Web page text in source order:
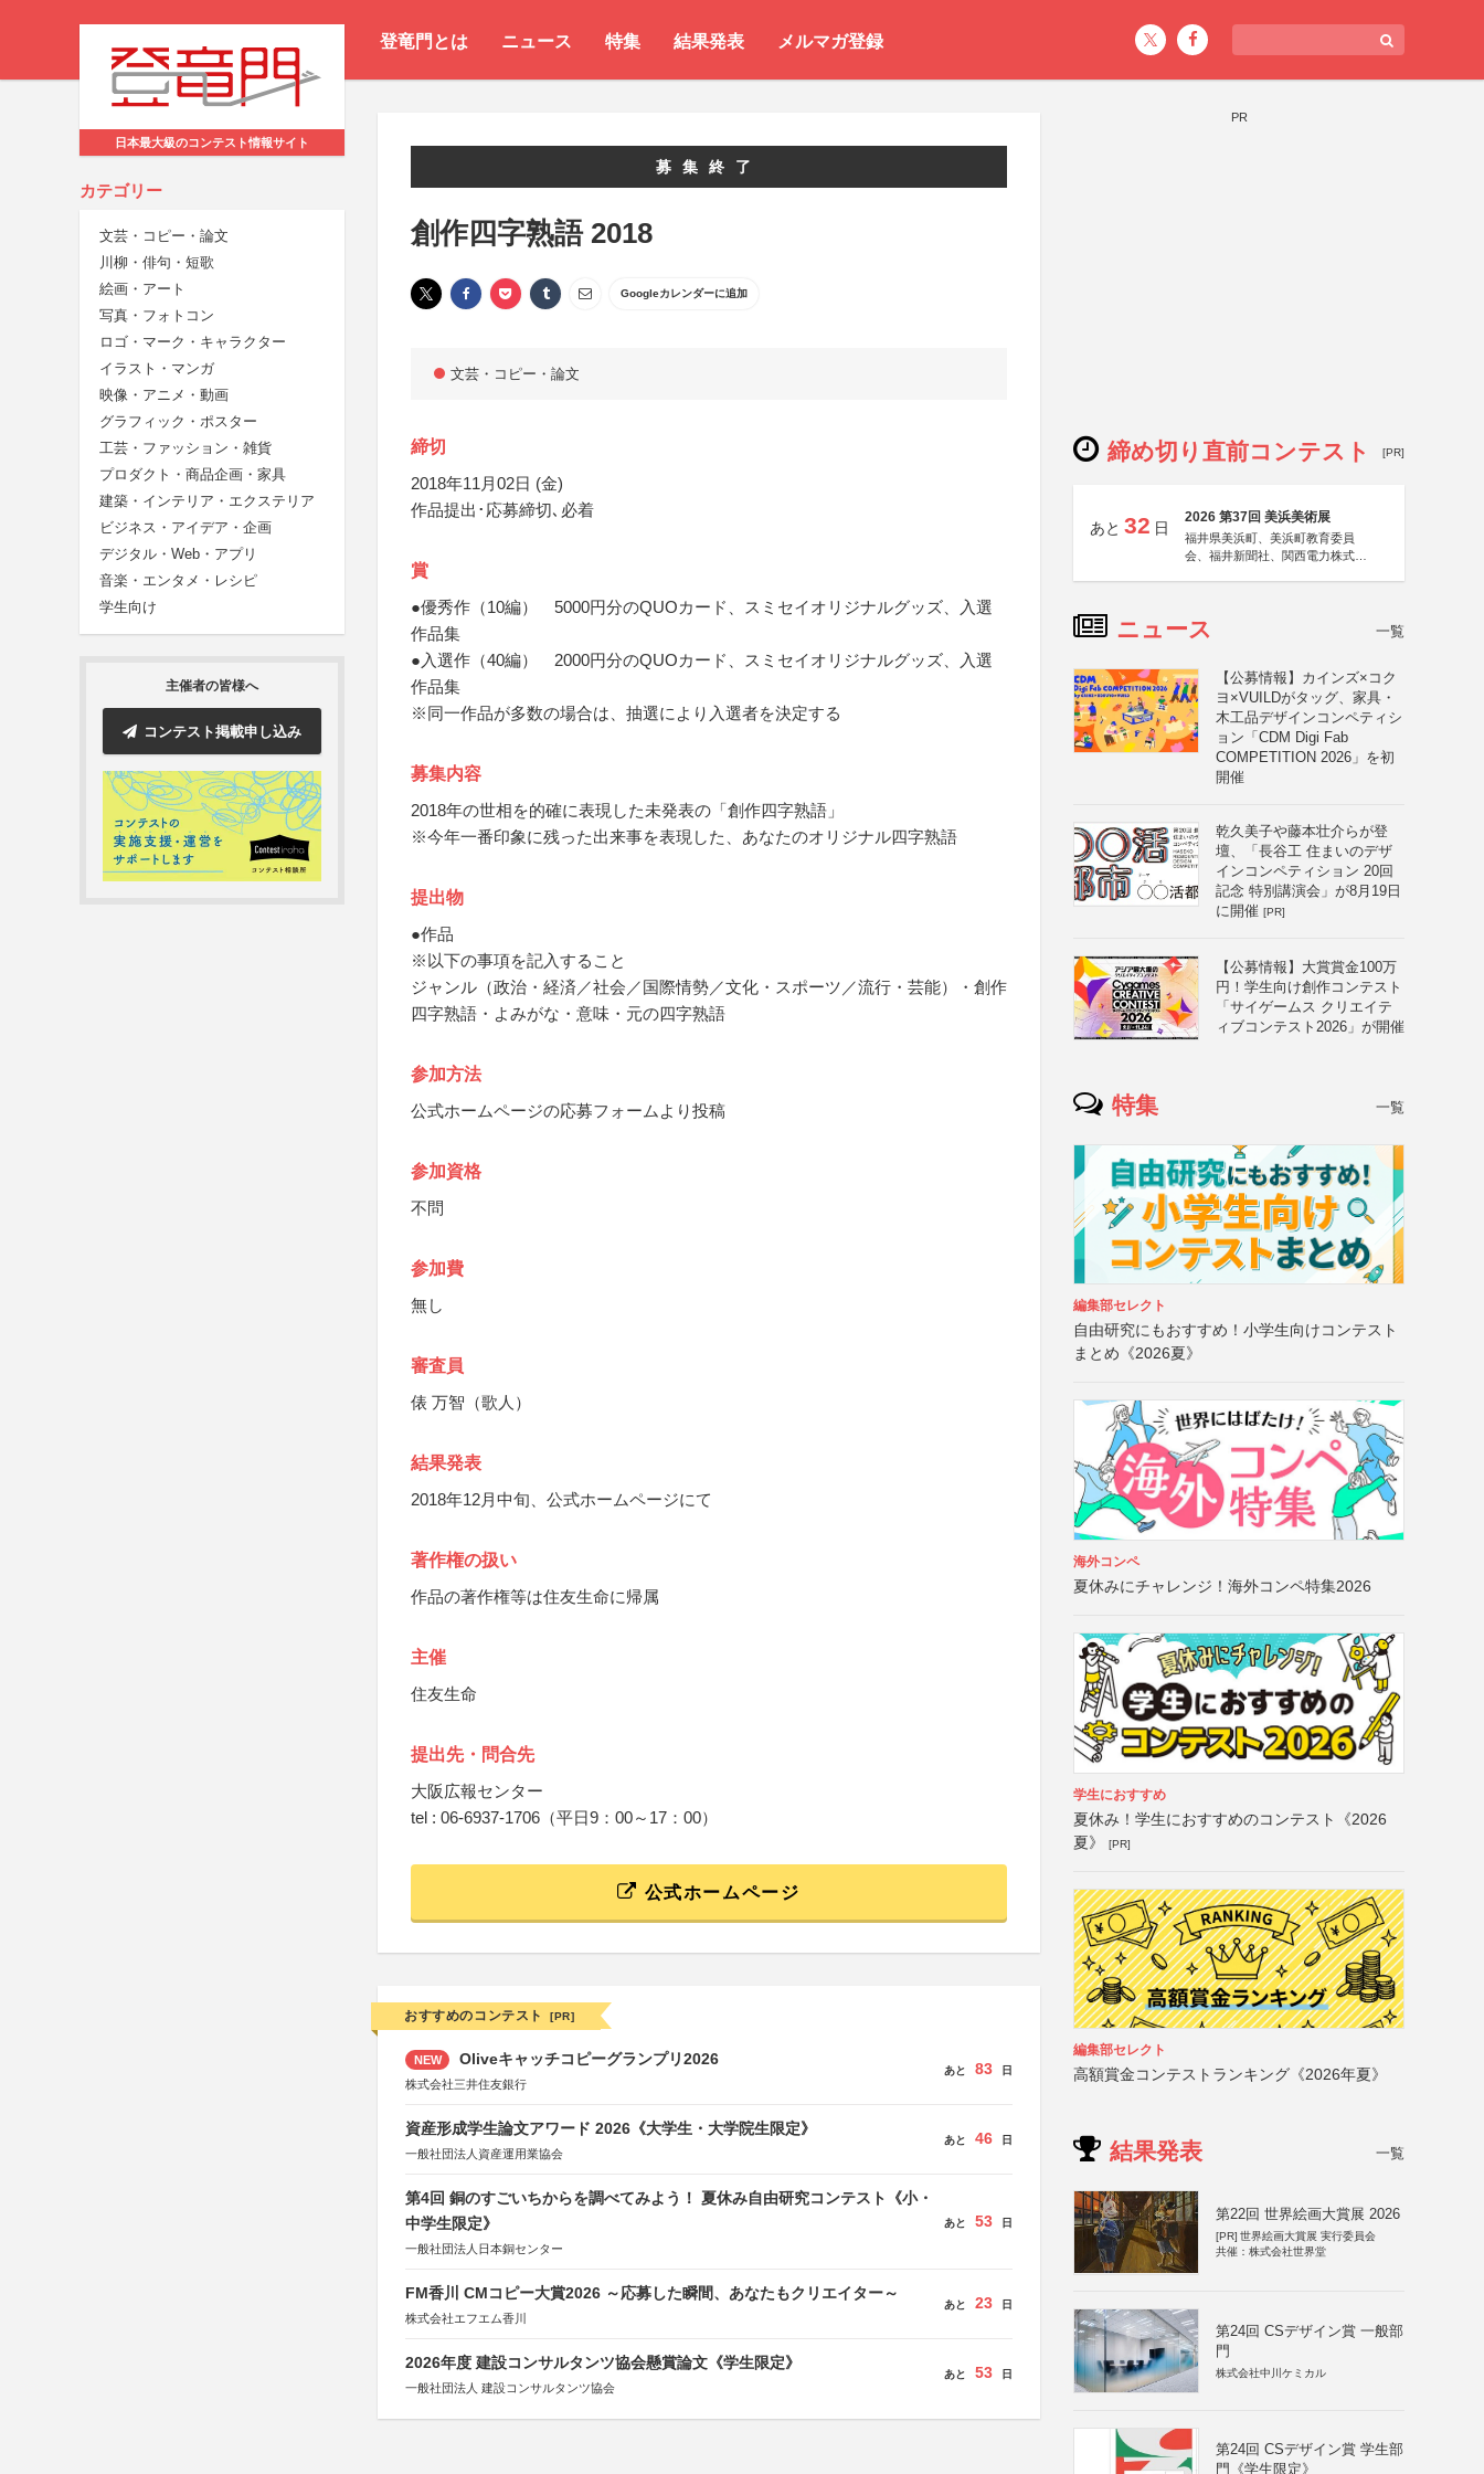
登竜門とは ニュース 特集 結果発表 メルマガ登録
日本最大級のコンテスト情報サイト
カテゴリー
文芸・コピー・論文
川柳・俳句・短歌
絵画・アート
写真・フォトコン
ロゴ・マーク・キャラクター
イラスト・マンガ
映像・アニメ・動画
グラフィック・ポスター
工芸・ファッション・雑貨
プロダクト・商品企画・家具
建築・インテリア・エクステリア
ビジネス・アイデア・企画
デジタル・Web・アプリ
音楽・エンタメ・レシピ
学生向け
主催者の皆様へ
コンテスト掲載申し込み
募集終了
創作四字熟語 2018
Googleカレンダーに追加
文芸・コピー・論文
締切
2018年11月02日 (金)
作品提出･応募締切､必着
賞
●優秀作（10編） 5000円分のQUOカード、スミセイオリジナルグッズ、入選
作品集
●入選作（40編） 2000円分のQUOカード、スミセイオリジナルグッズ、入選
作品集
※同一作品が多数の場合は、抽選により入選者を決定する
募集内容
2018年の世相を的確に表現した未発表の「創作四字熟語」
※今年一番印象に残った出来事を表現した、あなたのオリジナル四字熟語
提出物
●作品
※以下の事項を記入すること
ジャンル（政治・経済／社会／国際情勢／文化・スポーツ／流行・芸能）・創作
四字熟語・よみがな・意味・元の四字熟語
参加方法
公式ホームページの応募フォームより投稿
参加資格
不問
参加費
無し
審査員
俵 万智（歌人）
結果発表
2018年12月中旬、公式ホームページにて
著作権の扱い
作品の著作権等は住友生命に帰属
主催
住友生命
提出先・問合先
大阪広報センター
tel : 06-6937-1706（平日9：00～17：00）
公式ホームページ
おすすめのコンテスト [PR]
NEW Oliveキャッチコピーグランプリ2026
株式会社三井住友銀行
あと 83 日
資産形成学生論文アワード 2026《大学生・大学院生限定》
一般社団法人資産運用業協会
あと 46 日
第4回 銅のすごいちからを調べてみよう！ 夏休み自由研究コンテスト《小・
中学生限定》
一般社団法人日本銅センター
あと 53 日
FM香川 CMコピー大賞2026 ～応募した瞬間、あなたもクリエイター～
株式会社エフエム香川
あと 23 日
2026年度 建設コンサルタンツ協会懸賞論文《学生限定》
一般社団法人 建設コンサルタンツ協会
あと 53 日
PR
締め切り直前コンテスト [PR]
あと 32 日
2026 第37回 美浜美術展
福井県美浜町、美浜町教育委員
会、福井新聞社、関西電力株式会
ニュース 一覧
【公募情報】カインズ×コク
ヨ×VUILDがタッグ、家具・
木工品デザインコンペティシ
ョン「CDM Digi Fab
COMPETITION 2026」を初
開催
乾久美子や藤本壮介らが登
壇、「長谷工 住まいのデザ
インコンペティション 20回
記念 特別講演会」が8月19日
に開催 [PR]
【公募情報】大賞賞金100万
円！学生向け創作コンテスト
「サイゲームス クリエイテ
ィブコンテスト2026」が開催
特集 一覧
編集部セレクト
自由研究にもおすすめ！小学生向けコンテスト
まとめ《2026夏》
海外コンペ
夏休みにチャレンジ！海外コンペ特集2026
学生におすすめ
夏休み！学生におすすめのコンテスト《2026
夏》
[PR]
編集部セレクト
高額賞金コンテストランキング《2026年夏》
結果発表 一覧
第22回 世界絵画大賞展 2026
[PR] 世界絵画大賞展 実行委員会
共催：株式会社世界堂
第24回 CSデザイン賞 一般部
門
株式会社中川ケミカル
第24回 CSデザイン賞 学生部
門《学生限定》